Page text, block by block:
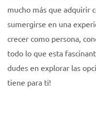
mucho más que adquirir
sumergirse en una
crecer como persona,
todo lo que esta
dudes en explorar las
tiene para ti!